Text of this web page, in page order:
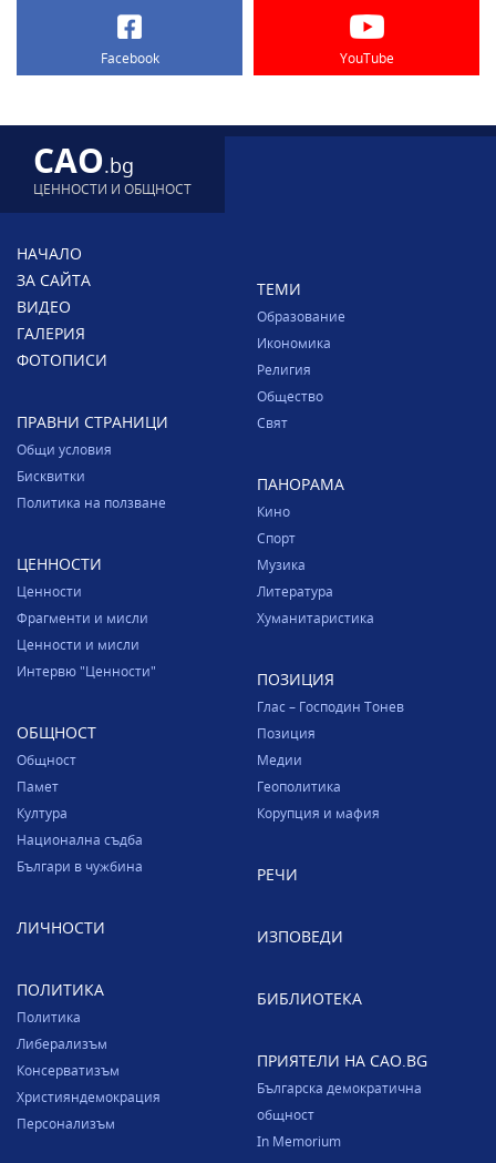
Facebook YouTube
CAO.bg
ЦЕННОСТИ И ОБЩНОСТ
НАЧАЛО
ЗА САЙТА
ВИДЕО
ГАЛЕРИЯ
ФОТОПИСИ
ПРАВНИ СТРАНИЦИ
Общи условия
Бисквитки
Политика на ползване
ЦЕННОСТИ
Ценности
Фрагменти и мисли
Ценности и мисли
Интервю "Ценности"
ОБЩНОСТ
Общност
Памет
Култура
Национална съдба
Българи в чужбина
ЛИЧНОСТИ
ПОЛИТИКА
Политика
Либерализъм
Консерватизъм
Християндемокрация
Персонализъм
ТЕМИ
Образование
Икономика
Религия
Общество
Свят
ПАНОРАМА
Кино
Спорт
Музика
Литература
Хуманитаристика
ПОЗИЦИЯ
Глас – Господин Тонев
Позиция
Медии
Геополитика
Корупция и мафия
РЕЧИ
ИЗПОВЕДИ
БИБЛИОТЕКА
ПРИЯТЕЛИ НА CAO.BG
Българска демократична
общност
In Memorium